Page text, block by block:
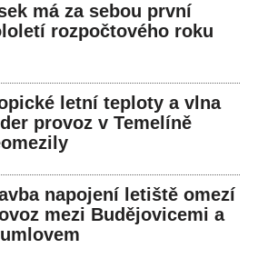
má za sebou první
rozpočtového roku
letní teploty a vlna
provoz v Temelíně
napojení letiště omezí
mezi Budějovicemi a